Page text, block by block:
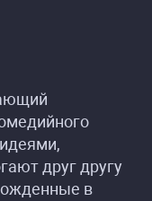
друг другу
в